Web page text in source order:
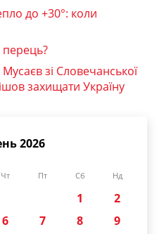
до +30°: коли
зі Словечанської
захищати Україну
2026
Чт Пт Сб Нд
1
2
6 7 8
9